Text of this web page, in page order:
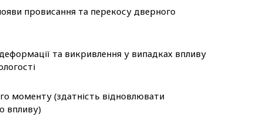
провисання та перекосу дверного
та викривлення у випадках впливу
моменту (здатність відновлювати
впливу)